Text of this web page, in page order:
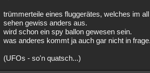
trümmerteile eines fluggerätes, welches im
sehen gewiss anders aus.
wird schon ein spy ballon gewesen sein.
was anderes kommt ja auch gar nicht in frage.
(UFOs - so'n quatsch...)